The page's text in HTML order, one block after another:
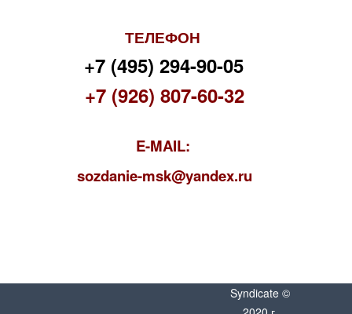
ТЕЛЕФОН
+7 (495) 294-90-05
+7 (926) 807-60-32
E-MAIL:
sozdanie-msk@yandex.ru
Syndicate ©